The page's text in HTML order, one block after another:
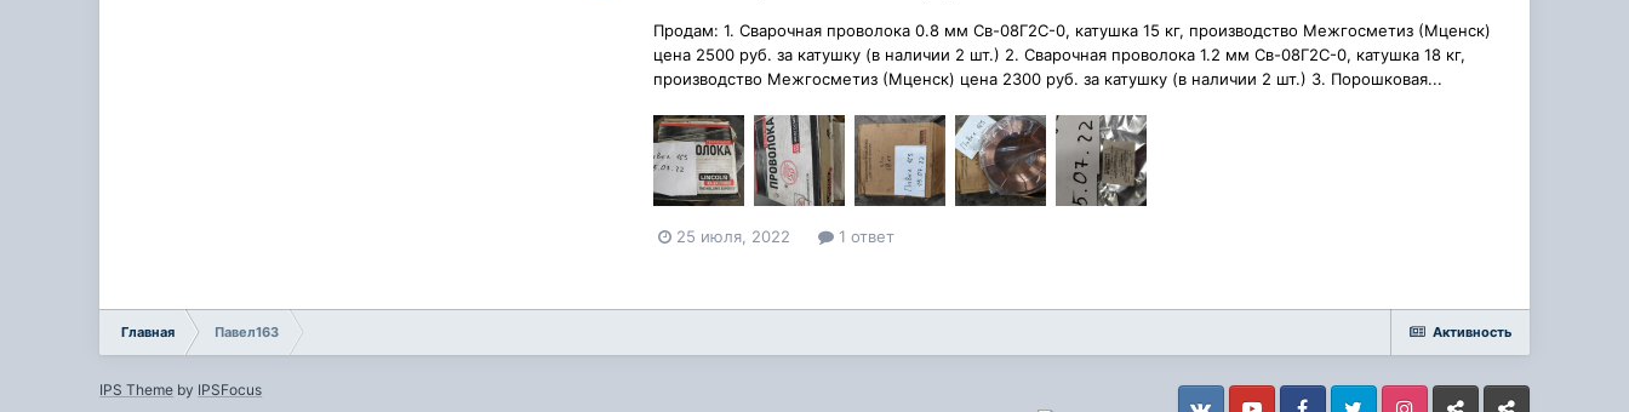
Продам: 1. Сварочная проволока 0.8 мм Св-08Г2С-0, катушка 15 кг, производство Межгосметиз (Мценск)
цена 2500 руб. за катушку (в наличии 2 шт.) 2. Сварочная проволока 1.2 мм Св-08Г2С-0, катушка 18 кг,
производство Межгосметиз (Мценск) цена 2300 руб. за катушку (в наличии 2 шт.) 3. Порошковая...
25 июля, 2022 1 ответ
Активность
Главная Павел163
IPS Theme by IPSFocus